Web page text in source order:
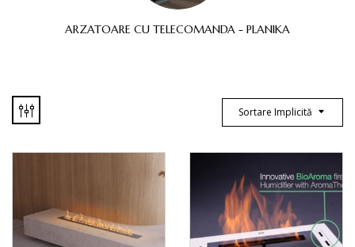
ARZATOARE CU TELECOMANDA - PLANIKA
Sortare Implicită